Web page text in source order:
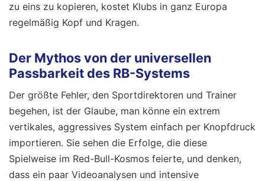
zu eins zu kopieren, kostet Klubs in ganz Europa
regelmäßig Kopf und Kragen.
Der Mythos von der universellen
Passbarkeit des RB-Systems
Der größte Fehler, den Sportdirektoren und Trainer
begehen, ist der Glaube, man könne ein extrem
vertikales, aggressives System einfach per Knopfdruck
importieren. Sie sehen die Erfolge, die diese
Spielweise im Red-Bull-Kosmos feierte, und denken,
dass ein paar Videoanalysen und intensive